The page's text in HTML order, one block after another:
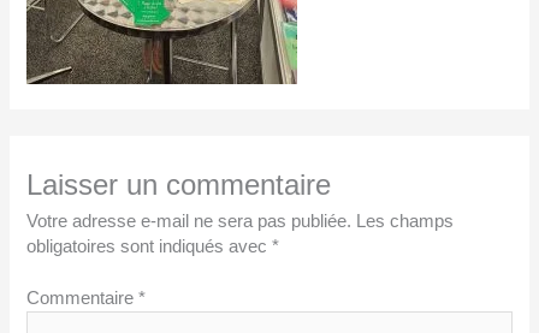
Laisser un commentaire
Votre adresse e-mail ne sera pas publiée.
Les champs
obligatoires sont indiqués avec*
Commentaire*